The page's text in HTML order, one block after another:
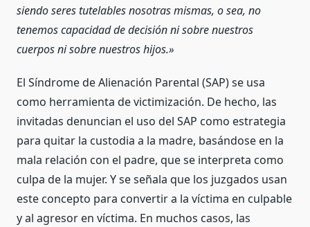
siendo seres tutelables nosotras mismas, o sea, no
tenemos capacidad de decisión ni sobre nuestros
cuerpos ni sobre nuestros hijos.»
El Síndrome de Alienación Parental (SAP) se usa
como herramienta de victimización. De hecho, las
invitadas denuncian el uso del SAP como estrategia
para quitar la custodia a la madre, basándose en la
mala relación con el padre, que se interpreta como
culpa de la mujer. Y se señala que los juzgados usan
este concepto para convertir a la víctima en culpable
y al agresor en víctima. En muchos casos, las